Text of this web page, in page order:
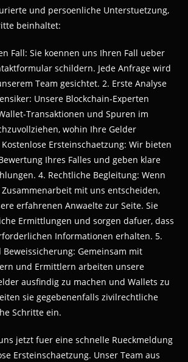
und persoenliche Unterstuetzung,
beinhaltet:
Fall: Sie koennen uns Ihren Fall ueber
schildern. Jede Anfrage wird
Team gesichtet. 2. Erste Analyse
Unsere Blockchain-Experten
Transaktionen und Spuren im
wohin Ihre Gelder
Ersteinschaetzung: Wir bieten
Ihres Falles und geben klare
4. Rechtliche Begleitung: Wenn
mit uns entscheiden,
erfahrenen Anwaelte zur Seite. Sie
Ermittlungen und sorgen dafuer, dass
Informationen erhalten. 5.
Gemeinsam mit
und Ermittlern arbeiten unsere
ausfindig zu machen und Wallets zu
sie gegebenenfalls zivilrechtliche
Schritte ein.
jetzt fuer eine schnelle Rueckmeldung
Ersteinschaetzung. Unser Team aus